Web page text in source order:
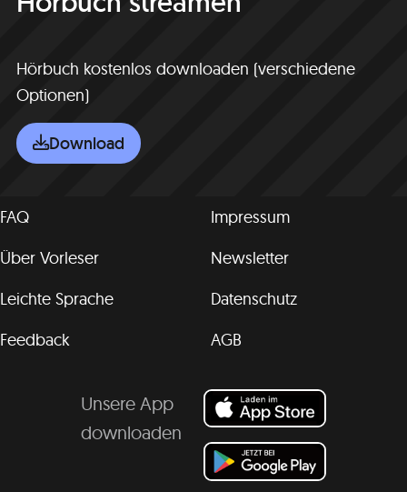
Hörbuch kostenlos downloaden (verschiedene
Optionen)
Download
FAQ
Über Vorleser
Leichte Sprache
Feedback
Impressum
Newsletter
Datenschutz
AGB
Unsere App
downloaden